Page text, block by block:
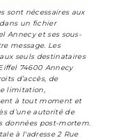
sont nécessaires aux
un fichier
Annecy et ses sous-
message. Les
seuls destinataires
74600 Annecy
d’accès, de
limitation,
à tout moment et
d’une autorité de
données post-mortem.
à l'adresse 2 Rue